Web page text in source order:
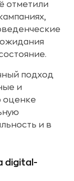
отметили
подход
и
оценке
и в
digital-